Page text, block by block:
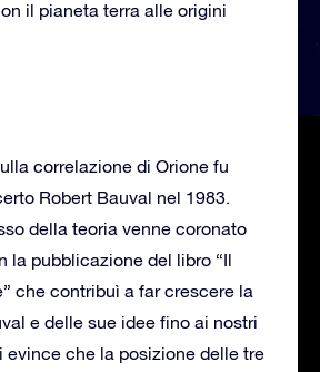
il pianeta terra alle origini
correlazione di Orione fu
Robert Bauval nel 1983.
della teoria venne coronato
la pubblicazione del libro “Il
che contribuì a far crescere la
e delle sue idee fino ai nostri
evince che la posizione delle tre